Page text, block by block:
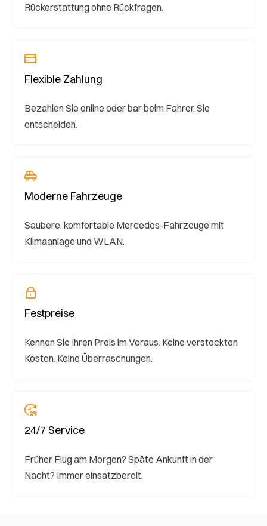
Rückerstattung ohne Rückfragen.
Flexible Zahlung
Bezahlen Sie online oder bar beim Fahrer. Sie
entscheiden.
Moderne Fahrzeuge
Saubere, komfortable Mercedes-Fahrzeuge mit
Klimaanlage und WLAN.
Festpreise
Kennen Sie Ihren Preis im Voraus. Keine versteckten
Kosten. Keine Überraschungen.
24/7 Service
Früher Flug am Morgen? Späte Ankunft in der
Nacht? Immer einsatzbereit.